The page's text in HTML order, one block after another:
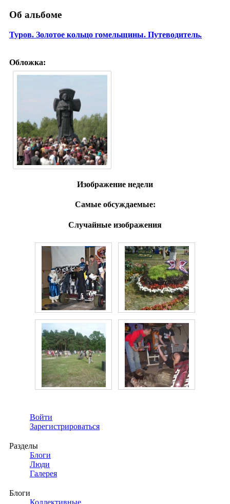
Об альбоме
Туров. Золотое кольцо гомельщины. Путеводитель.
Обложка:
Изображение недели
Самые обсуждаемые:
Случайные изображения
Войти
Зарегистрироваться
Разделы
Блоги
Люди
Галерея
Блоги
Коллективные